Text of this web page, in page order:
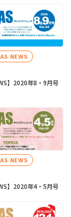
NEWS
】2020年8・9月号
NEWS
】2020年4・5月号